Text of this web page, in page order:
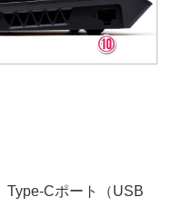
Cポート（USB